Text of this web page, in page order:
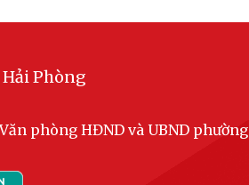
Phòng
phòng HĐND và UBND phường